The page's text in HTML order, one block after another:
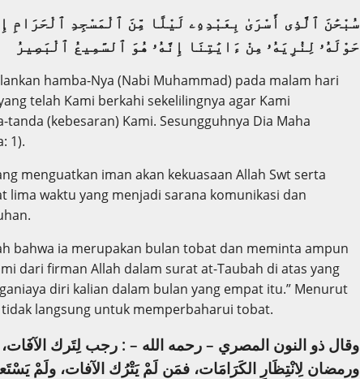
سُبْحَٰنَ ٱلَّذِى أَسْرَىٰ بِعَبْدِهِۦ لَيْلًا مِّنَ ٱلْمَسْجِدِ ٱلْحَرَامِ
حَوْلَهُۥ لِنُرِيَهُۥ مِنْ ءَايَٰتِنَا إِنَّهُۥ هُوَ ٱلسَّمِيعُ ٱلْبَصِيرُ
hamba-Nya (Nabi Muhammad) pada malam hari
telah Kami berkahi sekelilingnya agar Kami
(kebesaran) Kami. Sesungguhnya Dia Maha
1).
menguatkan iman akan kekuasaan Allah Swt serta
lima waktu yang menjadi sarana komunikasi dan
bahwa ia merupakan bulan tobat dan meminta ampun
dari firman Allah dalam surat at-Taubah di atas yang
diri kalian dalam bulan yang empat itu.” Menurut
langsung untuk memperbaharui tobat.
وقال ذو النون المصري – رحمه الله – : رجب لِتَرك
ورمضان لِانْتِظَارِ الكَرَامَات، فمَن لَمْ يَتْرُك الآفات، ولَمْ